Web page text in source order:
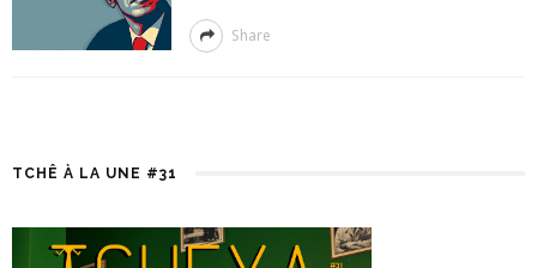
Share
TCHÊ À LA UNE #31